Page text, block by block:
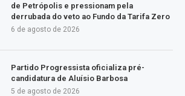
de Petrópolis e pressionam pela
derrubada do veto ao Fundo da Tarifa Zero
6 de agosto de 2026
Partido Progressista oficializa pré-
candidatura de Aluísio Barbosa
5 de agosto de 2026